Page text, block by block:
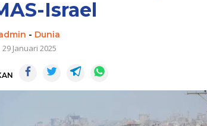
Israel
- Dunia
29 Januari 2025